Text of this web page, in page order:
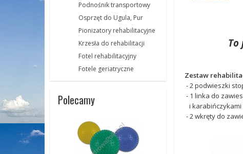
To
Zestaw
- 2 podwieszki
- 1 linka do
i
- 2 wkręty do
Podnośnik transportowy
Osprzęt do Ugula, Pur
Pionizatory rehabilitacyjne
Krzesła do rehabilitacji
Fotel rehabilitacyjny
Fotele geriatryczne
Polecamy